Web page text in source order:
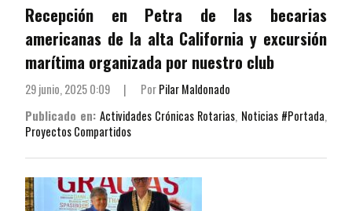
Recepción en Petra de las becarias
americanas de la alta California y excursión
marítima organizada por nuestro club
29 junio, 2025 0:09 | PorPilar Maldonado
Publicado en: Actividades Crónicas Rotarias, Noticias #Portada,
Proyectos Compartidos